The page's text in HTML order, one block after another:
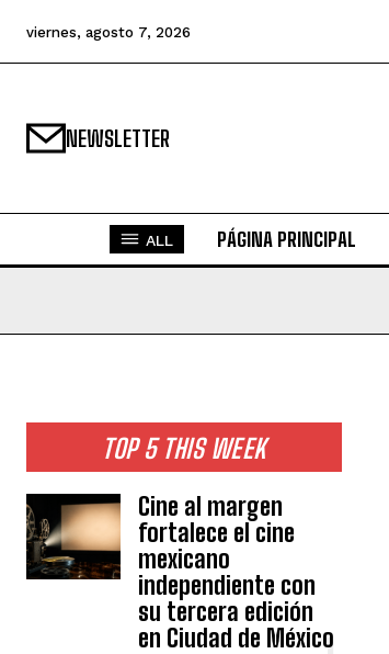
viernes, agosto 7, 2026
NEWSLETTER
ALL PÁGINA PRINCIPAL
TOP 5 THIS WEEK
Cine al margen
fortalece el cine
mexicano
independiente con
su tercera edición
en Ciudad de México